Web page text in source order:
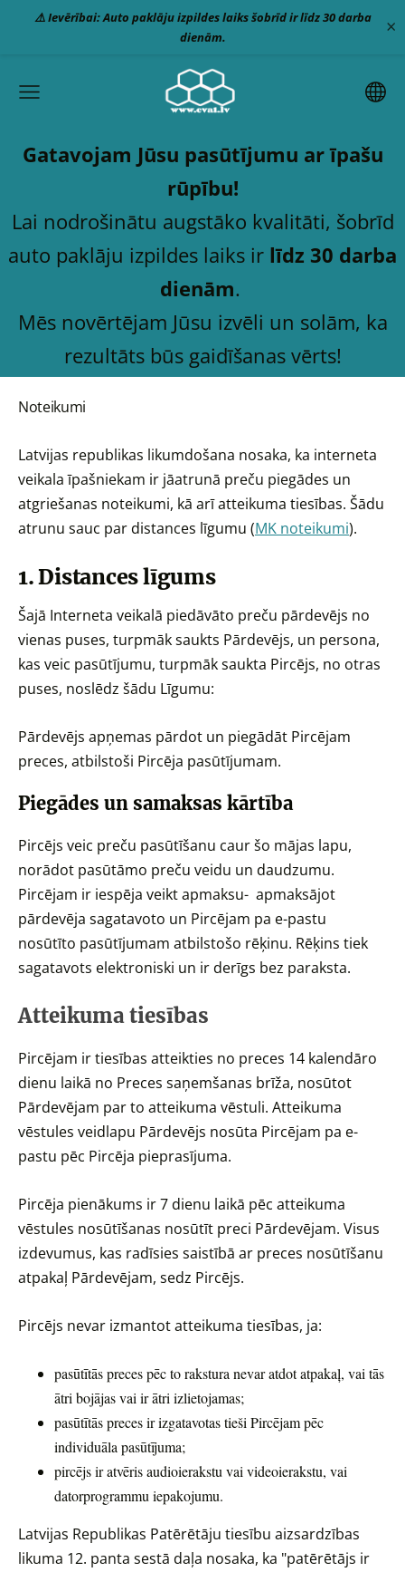
⚠️ Ievērībai: Auto paklāju izpildes laiks šobrīd ir līdz 30 darba
dienām.
×
Gatavojam Jūsu pasūtījumu ar īpašu
rūpību!
Lai nodrošinātu augstāko kvalitāti, šobrīd
auto paklāju izpildes laiks ir līdz 30 darba
dienām.
Mēs novērtējam Jūsu izvēli un solām, ka
rezultāts būs gaidīšanas vērts!
Noteikumi
Latvijas republikas likumdošana nosaka, ka interneta
veikala īpašniekam ir jāatrunā preču piegādes un
atgriešanas noteikumi, kā arī atteikuma tiesības. Šādu
atrunu sauc par distances līgumu (MK noteikumi).
1. Distances līgums
Šajā Interneta veikalā piedāvāto preču pārdevējs no
vienas puses, turpmāk saukts Pārdevējs, un persona,
kas veic pasūtījumu, turpmāk saukta Pircējs, no otras
puses, noslēdz šādu Līgumu:
Pārdevējs apņemas pārdot un piegādāt Pircējam
preces, atbilstoši Pircēja pasūtījumam.
Piegādes un samaksas kārtība
Pircējs veic preču pasūtīšanu caur šo mājas lapu,
norādot pasūtāmo preču veidu un daudzumu.
Pircējam ir iespēja veikt apmaksu- apmaksājot
pārdevēja sagatavoto un Pircējam pa e-pastu
nosūtīto pasūtījumam atbilstošo rēķinu. Rēķins tiek
sagatavots elektroniski un ir derīgs bez paraksta.
Atteikuma tiesības
Pircējam ir tiesības atteikties no preces 14 kalendāro
dienu laikā no Preces saņemšanas brīža, nosūtot
Pārdevējam par to atteikuma vēstuli. Atteikuma
vēstules veidlapu Pārdevējs nosūta Pircējam pa e-
pastu pēc Pircēja pieprasījuma.
Pircēja pienākums ir 7 dienu laikā pēc atteikuma
vēstules nosūtīšanas nosūtīt preci Pārdevējam. Visus
izdevumus, kas radīsies saistībā ar preces nosūtīšanu
atpakaļ Pārdevējam, sedz Pircējs.
Pircējs nevar izmantot atteikuma tiesības, ja:
pasūtītās preces pēc to rakstura nevar atdot atpakaļ, vai tās
ātri bojājas vai ir ātri izlietojamas;
pasūtītās preces ir izgatavotas tieši Pircējam pēc
individuāla pasūtījuma;
pircējs ir atvēris audioierakstu vai videoierakstu, vai
datorprogrammu iepakojumu.
Latvijas Republikas Patērētāju tiesību aizsardzības
likuma 12. panta sestā daļa nosaka, ka "patērētājs ir